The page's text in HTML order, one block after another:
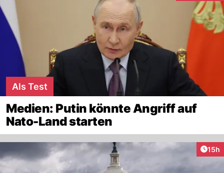
Als Test
Medien: Putin könnte Angriff auf
Nato-Land starten
15h